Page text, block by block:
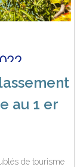
au 1 er
de tourisme